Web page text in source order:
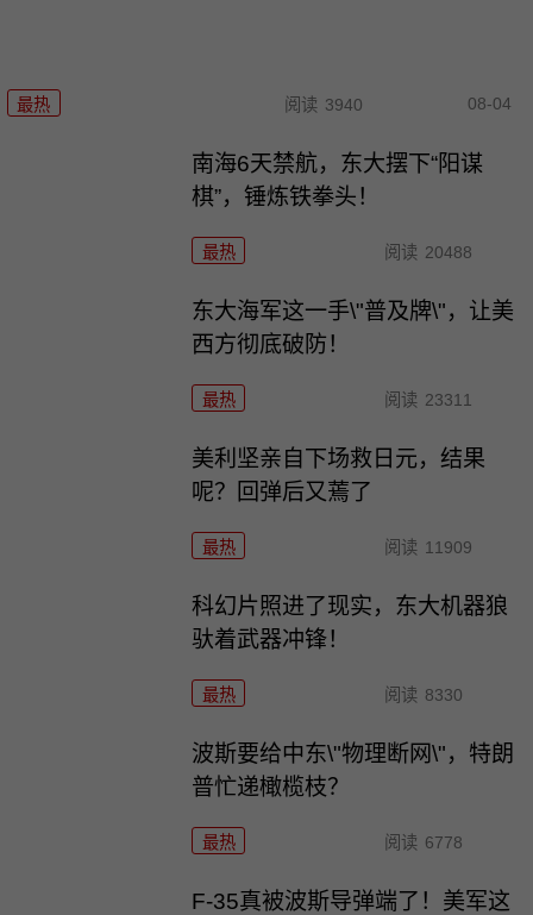
最热 阅读 3940 08-04
南海6天禁航，东大摆下“阳谋
棋”，锤炼铁拳头！
最热 阅读 20488
东大海军这一手\"普及牌\"，让美
西方彻底破防！
最热 阅读 23311
美利坚亲自下场救日元，结果
呢？回弹后又蔫了
最热 阅读 11909
科幻片照进了现实，东大机器狼
驮着武器冲锋！
最热 阅读 8330
波斯要给中东\"物理断网\"，特朗
普忙递橄榄枝？
最热 阅读 6778
F-35真被波斯导弹端了！美军这